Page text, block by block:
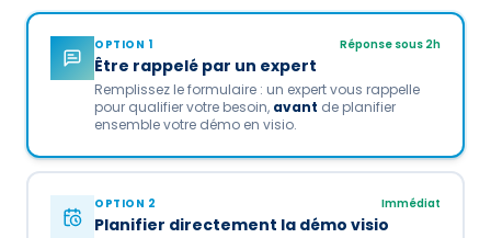
OPTION 1 Réponse sous 2h
Être rappelé par un expert
Remplissez le formulaire : un expert vous rappelle
pour qualifier votre besoin, avant de planifier
ensemble votre démo en visio.
OPTION 2 Immédiat
Planifier directement la démo visio